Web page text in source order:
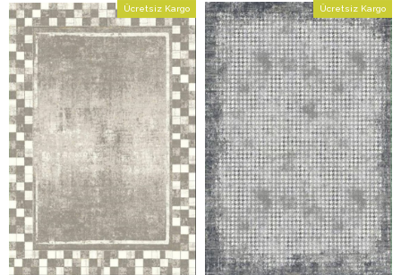
Ücretsiz Kargo Ücretsiz Kargo